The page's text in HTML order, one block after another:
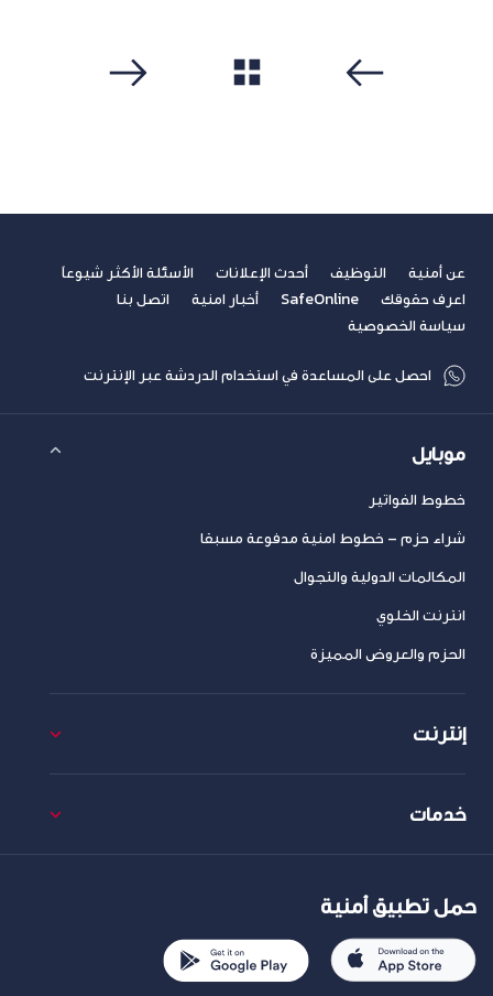
عن أمنية التوظيف أحدث الإعلانات
الأسئلة الأكثر شيوعاً
اعرف حقوقك
SafeOnline أخبار امنية
اتصل بنا
سياسة الخصوصية
احصل على المساعدة في استخدام الدردشة عبر الإنترنت
موبايل
خطوط الفواتير
شراء حزم – خطوط امنية مدفوعة مسبقا
المكالمات الدولية والتجوال
انترنت الخلوي
الحزم والعروض المميزة
إنترنت
خدمات
حمل تطبيق أمنية